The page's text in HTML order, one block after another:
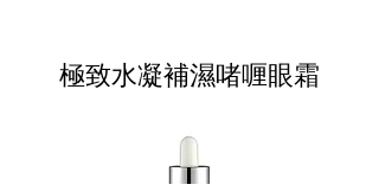
極致水凝補濕啫喱眼霜